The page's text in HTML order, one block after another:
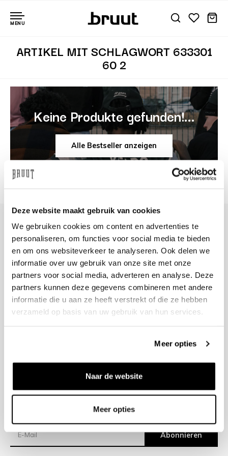
Deze website maakt gebruik van cookies
We gebruiken cookies om content en advertenties te
personaliseren, om functies voor social media te bieden
en om ons websiteverkeer te analyseren. Ook delen we
informatie over uw gebruik van onze site met onze
partners voor social media, adverteren en analyse. Deze
partners kunnen deze gegevens combineren met andere
informatie die u aan ze heeft verstrekt of die ze hebben
verzameld op basis van uw gebruik van hun services.
Meer opties
Naar de website
Meer opties
MENU
ARTIKEL MIT SCHLAGWORT 633301
60 2
Keine Produkte gefunden!...
Alle Bestseller anzeigen
+31 23 205 2006
info@bruut.nl
Kontakt Formular
Offen bis 18:00
ÖFFNUNGSZEITEN ANZEIGEN
Versand
Abonnieren